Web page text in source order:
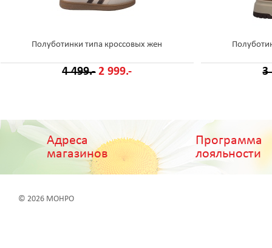
Полуботинки типа кроссовых жен
4 499.- 2 999.- 3
Адреса
магазинов
Программа
лояльности
© 2026 МОНРО